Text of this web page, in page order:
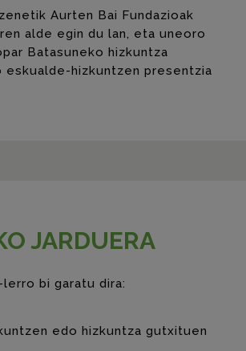
Aurten Bai Fundazioak
alde egin du lan, eta uneoro
Batasuneko hizkuntza
hizkuntzen presentzia
JARDUERA
bi garatu dira:
edo hizkuntza gutxituen